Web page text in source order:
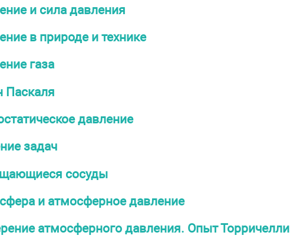
и сила давления
в природе и технике
газа
Паскаля
давление
задач
сосуды
и атмосферное давление
атмосферного давления. Опыт Торричелли